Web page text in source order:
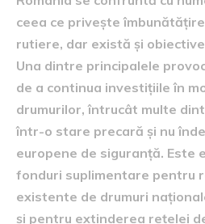
ceea ce privește
rutiere, dar există și
Una dintre principalele
de a continua investițiile în
drumurilor, întrucât multe
într-o stare precară și nu
europene de siguranță. Este
fonduri suplimentare pentru
existente de drumuri
și pentru extinderea rețelei